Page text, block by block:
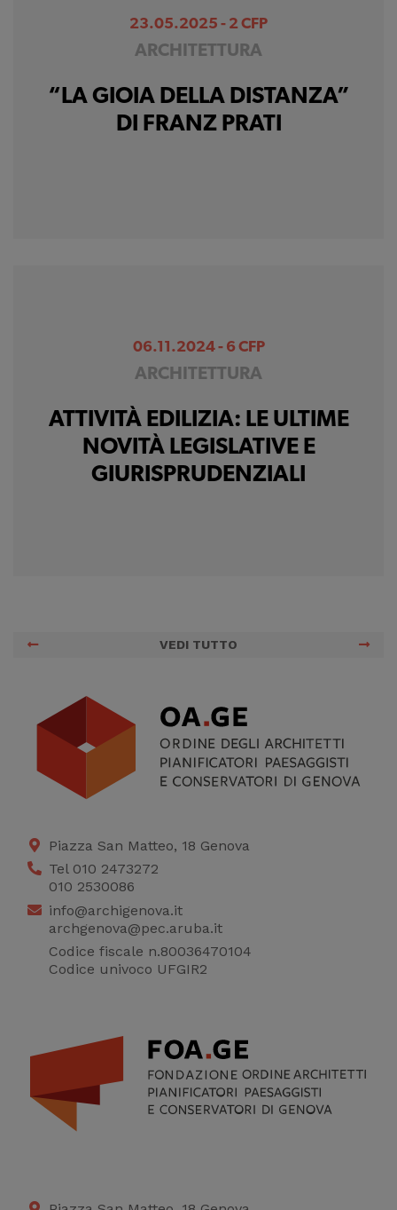
23.05.2025 - 2 CFP
ARCHITETTURA
“LA GIOIA DELLA DISTANZA”
DI FRANZ PRATI
06.11.2024 - 6 CFP
ARCHITETTURA
ATTIVITÀ EDILIZIA: LE ULTIME
NOVITÀ LEGISLATIVE E
GIURISPRUDENZIALI
VEDI TUTTO
Piazza San Matteo, 18 Genova
Tel 010 2473272
010 2530086
info@archigenova.it
archgenova@pec.aruba.it
Codice fiscale n.80036470104
Codice univoco UFGIR2